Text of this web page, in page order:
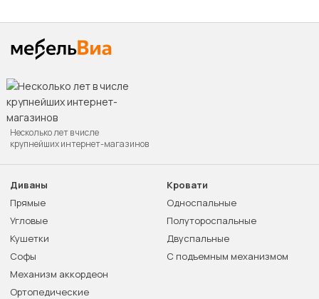
Несколько лет в числе
крупнейших интернет-магазинов
Диваны
Прямые
Угловые
Кушетки
Софы
Механизм аккордеон
Ортопедические
Кровати
Односпальные
Полутороспальные
Двуспальные
С подъемным механизмом